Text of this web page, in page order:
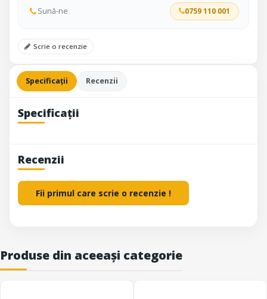
Sună-ne 0759 110 001
Scrie o recenzie
Specificații Recenzii
Specificații
Recenzii
Fii primul care scrie o recenzie !
Produse din aceeași categorie